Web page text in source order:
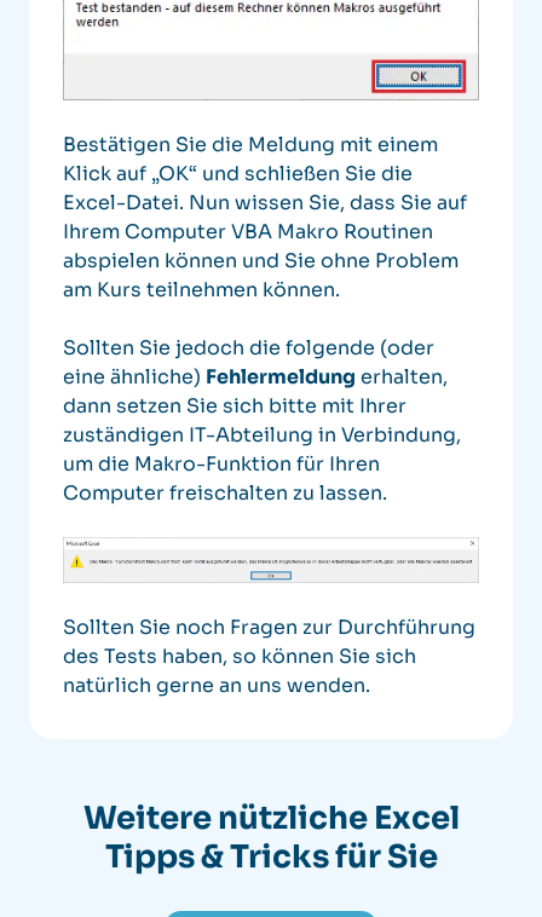
Bestätigen Sie die Meldung mit einem
Klick auf „OK“ und schließen Sie die
Excel-Datei. Nun wissen Sie, dass Sie auf
Ihrem Computer VBA Makro Routinen
abspielen können und Sie ohne Problem
am Kurs teilnehmen können.
Sollten Sie jedoch die folgende (oder
eine ähnliche) Fehlermeldung erhalten,
dann setzen Sie sich bitte mit Ihrer
zuständigen IT-Abteilung in Verbindung,
um die Makro-Funktion für Ihren
Computer freischalten zu lassen.
Sollten Sie noch Fragen zur Durchführung
des Tests haben, so können Sie sich
natürlich gerne an uns wenden.
Weitere nützlicheExcel
Tipps & Tricks für Sie